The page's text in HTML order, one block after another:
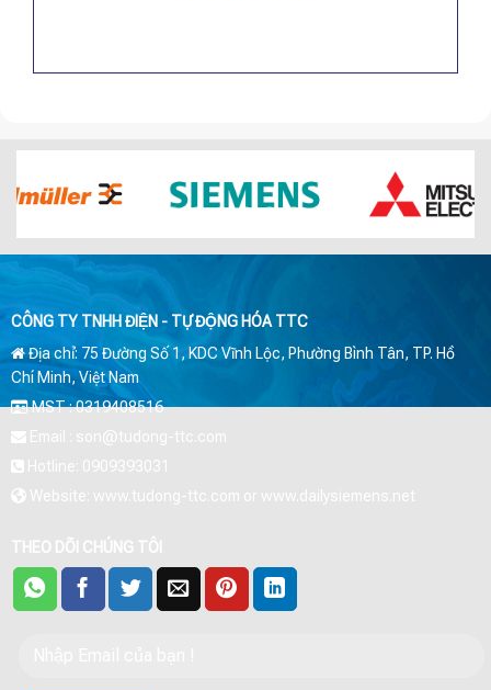
CÔNG TY TNHH ĐIỆN - TỰ ĐỘNG HÓA TTC
Địa chỉ: 75 Đường Số 1, KDC Vĩnh Lộc, Phường Bình Tân, TP. Hồ
Chí Minh, Việt Nam
MST : 0319408516
Email : son@tudong-ttc.com
Hotline: 0909393031
Website: www.tudong-ttc.com or www.dailysiemens.net
THEO DÕI CHÚNG TÔI